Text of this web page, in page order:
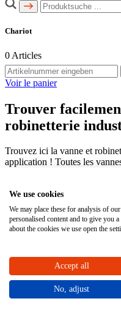
Chariot
0 Articles
Voir le panier
Trouver
robinetterie
Trouvez ici la vanne et
application ! Toutes les
CONFIGURER et
plaisir de vous conseiller en
Trouver une vanne et
Filtrez votre
We use cookies
We may place these for analysis of
personalised content and to give you
about the cookies we use open the
Accept all
No, adjust